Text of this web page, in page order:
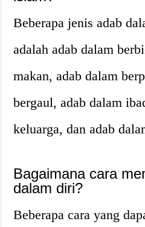
Beberapa jenis adab
adalah adab dalam
makan, adab dalam
bergaul, adab dalam
keluarga, dan adab
Bagaimana cara
dalam diri?
Beberapa cara yang